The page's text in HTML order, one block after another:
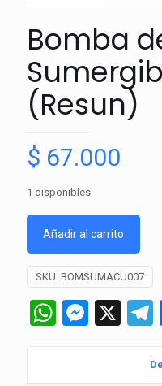
Bomba
(Resun)
$ 67.000
1 disponibles
Añadir al carrito
SKU: BOMSUMACU007
X